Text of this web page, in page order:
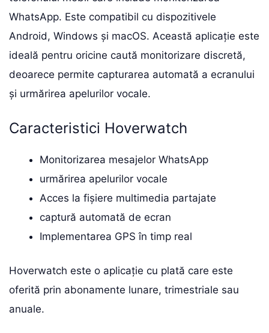
WhatsApp. Este compatibil cu dispozitivele
Android, Windows și macOS. Această aplicație este
ideală pentru oricine caută monitorizare discretă,
deoarece permite capturarea automată a ecranului
și urmărirea apelurilor vocale.
Caracteristici Hoverwatch
Monitorizarea mesajelor WhatsApp
urmărirea apelurilor vocale
Acces la fișiere multimedia partajate
captură automată de ecran
Implementarea GPS în timp real
Hoverwatch este o aplicație cu plată care este
oferită prin abonamente lunare, trimestriale sau
anuale.